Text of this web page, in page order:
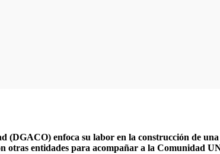
(DGACO) enfoca su labor en la construcción de
otras entidades para acompañar a la Comunidad